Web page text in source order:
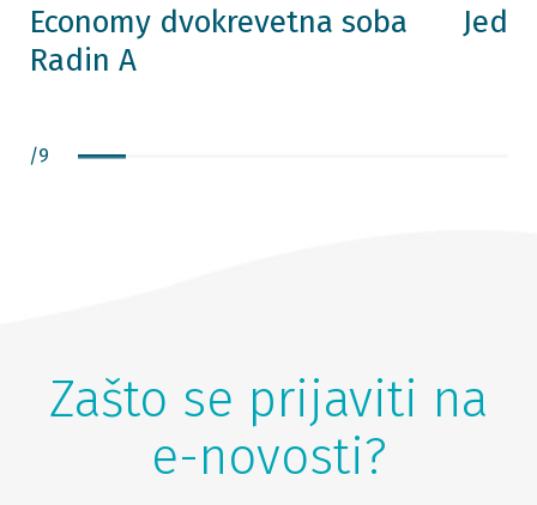
Economy dvokrevetna soba
Radin A
/9
Zašto se prijaviti na
e-novosti?